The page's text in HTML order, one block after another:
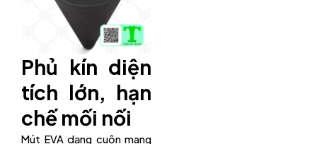
Phủ kín diện
tích lớn, hạn
chế mối nối
Mút EVA dạng cuộn mang